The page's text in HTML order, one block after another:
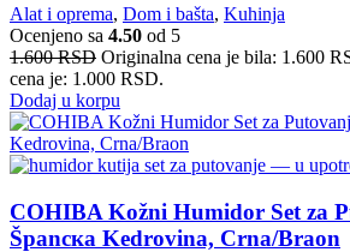
Alat i oprema, Dom i bašta, Kuhinja
Ocenjeno sa 4.50 od 5
1.600RSD Originalna cena je bila: 1.600
cena je: 1.000 RSD.
Dodaj u korpu
COHIBA Kožni Humidor Set za
Španска Kedrovina, Crna/Braon